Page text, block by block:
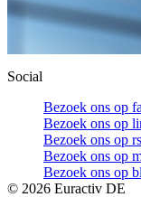
Social
Bezoek ons op
Bezoek ons op
Bezoek ons op
Bezoek ons op
Bezoek ons op
© 2026 Euractiv DE